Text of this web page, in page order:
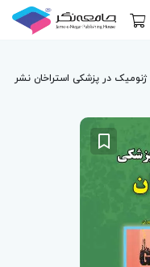
در پزشکی استراخان نشر